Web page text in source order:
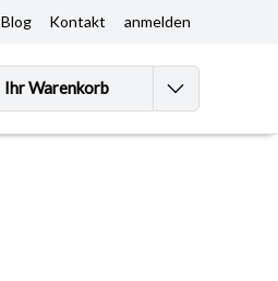
Blog Kontakt anmelden
Ihr Warenkorb